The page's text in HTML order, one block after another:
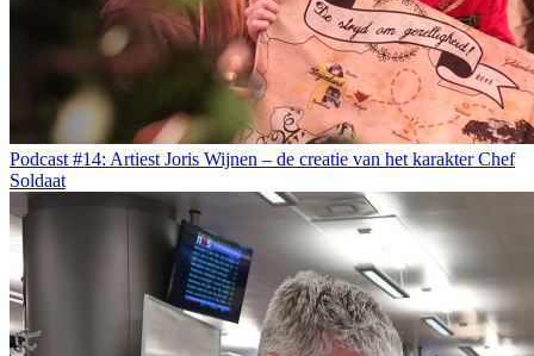
Podcast #14: Artiest Joris Wijnen – de creatie van het karakter Chef
Soldaat